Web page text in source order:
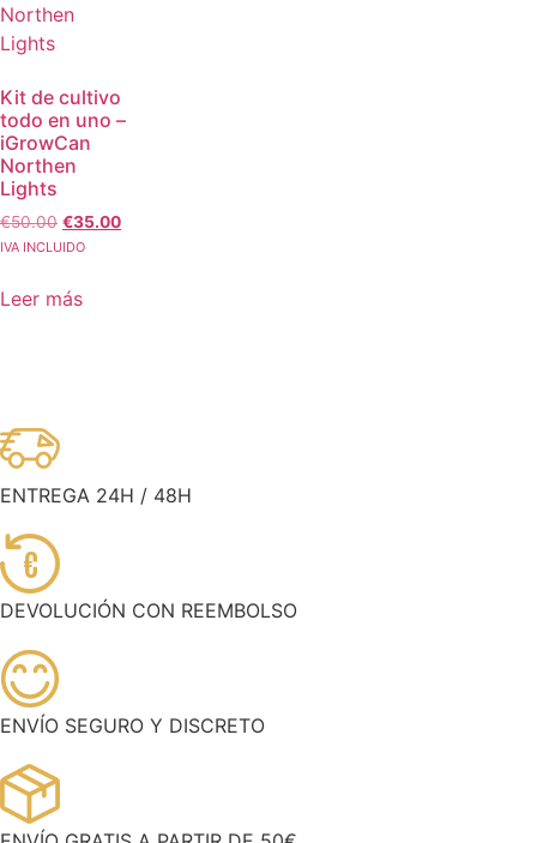
Kit de cultivo
todo en uno –
iGrowCan
Northen
Lights
€50.00 €35.00
IVA INCLUIDO
Leer más
ENTREGA 24H / 48H
€
DEVOLUCIÓN CON REEMBOLSO
ENVÍO SEGURO Y DISCRETO